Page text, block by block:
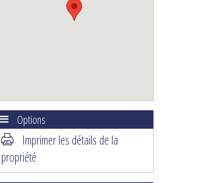
Options
Imprimer les détails de la
propriété